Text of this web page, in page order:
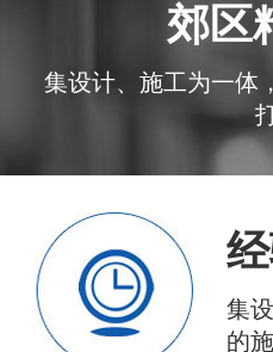
郊区
集设计、施工为一体
集
的